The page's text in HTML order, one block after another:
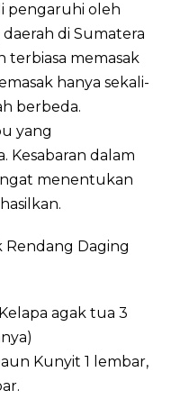
pengaruhi oleh
daerah di Sumatera
terbiasa memasak
hanya sekali-
berbeda.
yang
Kesabaran dalam
menentukan
Rendang Daging
agak tua 3
Kunyit 1 lembar,